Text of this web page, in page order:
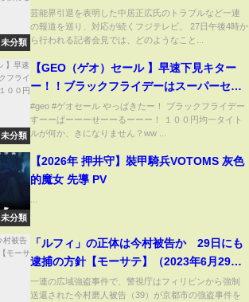
未分類
から伝わる姿勢も重要」
芸能界引退を表明した中居正広氏のトラブルなど一連
の報道を巡り、対応が続くフジテレビ。 27日午後4時か
ら行われる記者会見では、どのようなこと...
未分類
【GEO（ゲオ）セール 】早速下見キター
ー！！ブラックフライデーはスーパーセー
ル！１００円均一タイトルはこれ！
#geo #ゲオセール やっぱきたー！ ブラックフライデー
すーーぱーーーせーーるーーー！ １００円均一タイト
ルが何か、きになりません？ww ...
未分類
【2026年 押井守】裝甲騎兵VOTOMS 灰色
的魔女 先導 PV
「ルフィ」の正体は今村被告か 29日にも
逮捕の方針【モーサテ】（2023年6月29
日）
一連の広域強盗事件で、警視庁はフィリピンから強制
送還された今村磨人被告（39）が京都市の強盗事件を